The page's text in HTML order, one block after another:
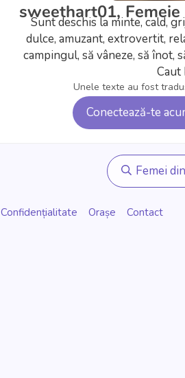
sweethart01,
Sunt deschis la minte, cald,
dulce, amuzant, extrovertit,
campingul, să vâneze, să înot,
Caut
Unele texte au fost
Conectează-te
Femei
Confidențialitate Orașe Contact